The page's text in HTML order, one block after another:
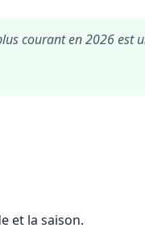
courant en 2026 est
et la saison.